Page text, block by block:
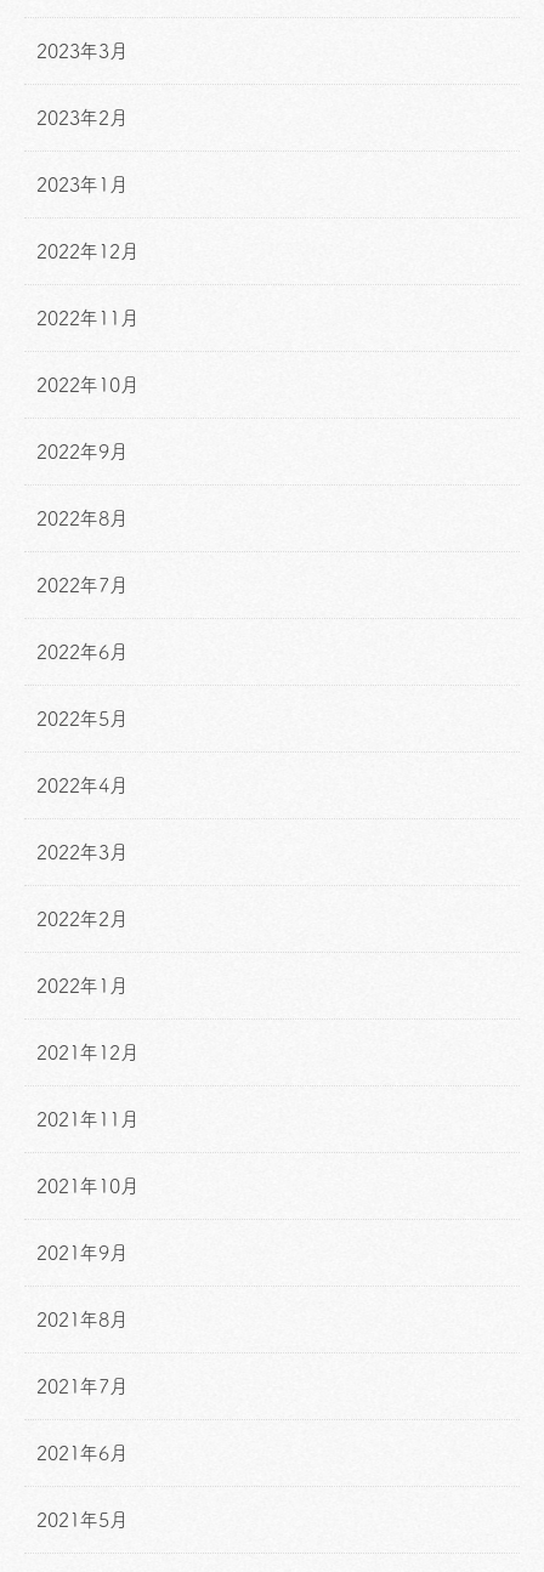
2023年3月
2023年2月
2023年1月
2022年12月
2022年11月
2022年10月
2022年9月
2022年8月
2022年7月
2022年6月
2022年5月
2022年4月
2022年3月
2022年2月
2022年1月
2021年12月
2021年11月
2021年10月
2021年9月
2021年8月
2021年7月
2021年6月
2021年5月